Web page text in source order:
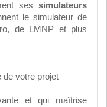
ses simulateurs
le simulateur de
de LMNP et plus
de votre projet
et qui maîtrise